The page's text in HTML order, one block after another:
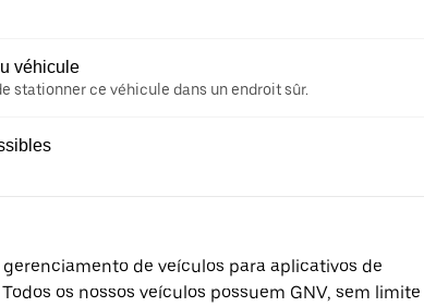
véhicule
stationner ce véhicule dans un endroit sûr.
gerenciamento de veículos para aplicativos de
os nossos veículos possuem GNV, sem limite